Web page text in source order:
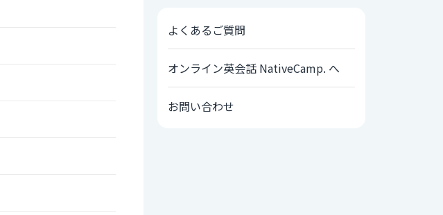
よくあるご質問
オンライン英会話 NativeCamp. へ
お問い合わせ